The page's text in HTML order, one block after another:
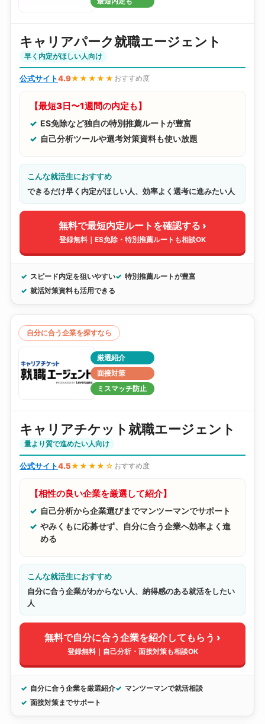
キャリアパーク就職エージェント
早く内定がほしい人向け
公式サイト4.9★★★★★ おすすめ度
【最短3日〜1週間の内定も】
ES免除など独自の特別推薦ルートが豊富
自己分析ツールや選考対策資料も使い放題
こんな就活生におすすめ
できるだけ早く内定がほしい人、効率よく選考に進みたい人
無料で最短内定ルートを確認する ›
登録無料｜ES免除・特別推薦ルートも相談OK
スピード内定を狙いやすい
特別推薦ルートが豊富
就活対策資料も活用できる
自分に合う企業を探すなら
厳選紹介
面接対策
ミスマッチ防止
キャリアチケット就職エージェント
量より質で進めたい人向け
公式サイト4.5★★★★☆ おすすめ度
【相性の良い企業を厳選して紹介】
自己分析から企業選びまでマンツーマンでサポート
やみくもに応募せず、自分に合う企業へ効率よく進
める
こんな就活生におすすめ
自分に合う企業がわからない人、納得感のある就活をしたい
人
無料で自分に合う企業を紹介してもらう ›
登録無料｜自己分析・面接対策も相談OK
自分に合う企業を厳選紹介
マンツーマンで就活相談
面接対策までサポート